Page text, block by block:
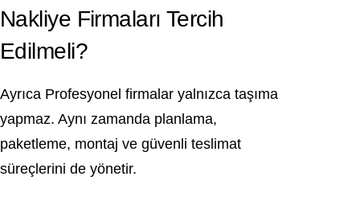
Nakliye Firmaları Tercih
Edilmeli?
Ayrıca Profesyonel firmalar yalnızca taşıma
yapmaz. Aynı zamanda planlama,
paketleme, montaj ve güvenli teslimat
süreçlerini de yönetir.